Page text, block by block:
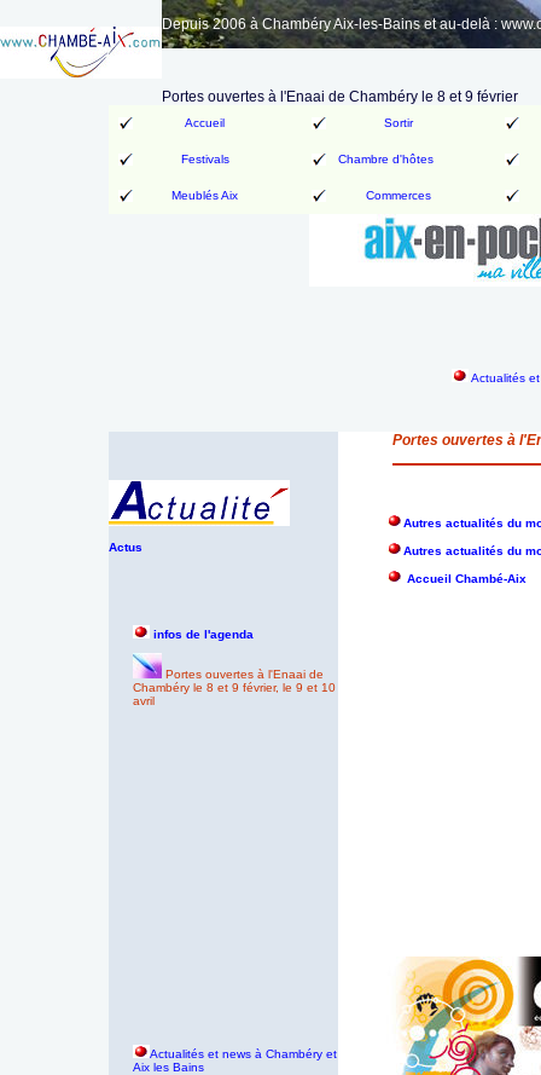
Depuis 2006 à Chambéry Aix-les-Bains et au-delà :
Portes ouvertes à l'Enaai de Chambéry le 8 et 9 février
Accueil Sortir
Festivals Chambre d'hôtes
Meublés Aix Commerces
Actualités
Portes ouvertes à
Actus
Autres actualités du
Autres actualités du
Accueil Chambé-Aix
infos de l'agenda
Portes ouvertes à l'Enaai de
Chambéry le 8 et 9 février, le 9 et 10
avril
Actualités et news à Chambéry et
Aix les Bains